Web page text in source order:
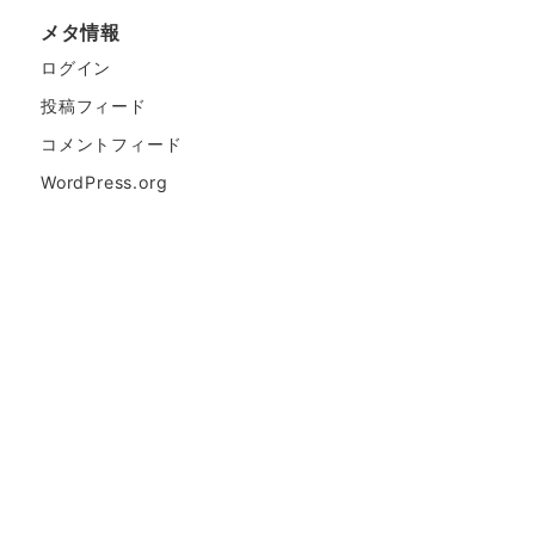
メタ情報
ログイン
投稿フィード
コメントフィード
WordPress.org